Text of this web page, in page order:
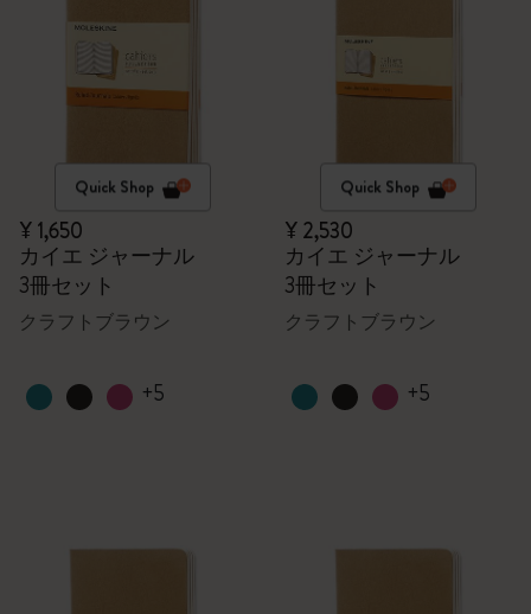
Quick Shop
¥ 1,650
カイエ ジャーナル
3冊セット
クラフトブラウン
+5
Quick Shop
¥ 2,530
カイエ ジャーナル
3冊セット
クラフトブラウン
+5